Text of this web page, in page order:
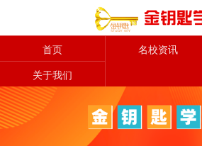
首页 名校资讯
关于我们